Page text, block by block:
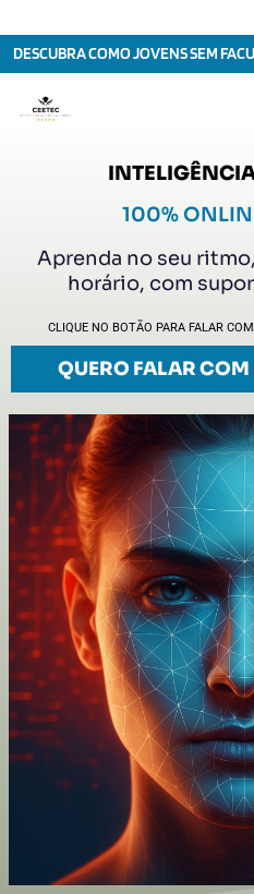
DESCUBRA COMO JOVENS SEM
100%
Aprenda no seu
horário, com
CLIQUE NO BOTÃO PARA FALAR
QUERO FALAR